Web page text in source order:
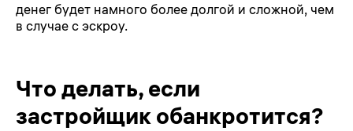
денег будет намного более долгой и сложной, чем
в случае с эскроу.
Что делать, если
застройщик обанкротится?